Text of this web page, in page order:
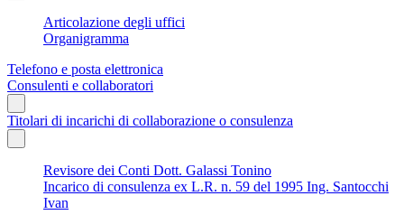
Articolazione degli uffici
Organigramma
Telefono e posta elettronica
Consulenti e collaboratori
Titolari di incarichi di collaborazione o consulenza
Revisore dei Conti Dott. Galassi Tonino
Incarico di consulenza ex L.R. n. 59 del 1995 Ing. Santocchi
Ivan